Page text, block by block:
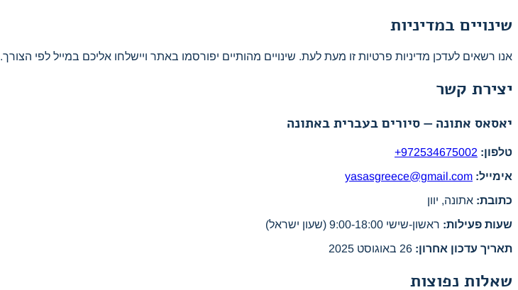
שינויים במדיניות
אנו רשאים לעדכן מדיניות פרטיות זו מעת לעת. שינויים מהותיים יפורסמו באתר ויישלחו אליכם במייל לפי הצורך.
יצירת קשר
יאסאס אתונה — סיורים בעברית באתונה
טלפון: +972534675002
אימייל: yasasgreece@gmail.com
כתובת: אתונה, יוון
שעות פעילות: ראשון-שישי 9:00-18:00 (שעון ישראל)
תאריך עדכון אחרון: 26 באוגוסט 2025
שאלות נפוצות